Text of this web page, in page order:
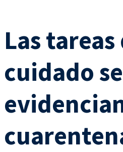
Las tareas
cuidado se